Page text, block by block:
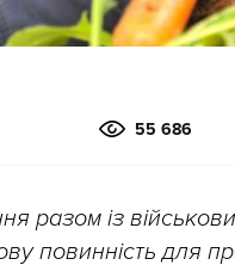
55 686
разом із
повинність для